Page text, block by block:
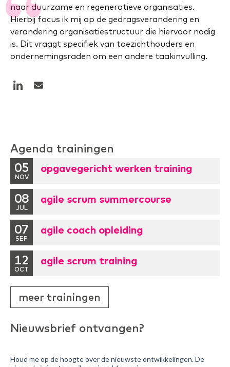
naar duurzame en regeneratieve organisaties.
Hierbij focus ik mij op de gedragsverandering en
verandering organisatiestructuur die hiervoor nodig
is. Dit vraagt specifiek van toezichthouders en
ondernemingsraden om een andere taakinvulling.
Agenda trainingen
05
NOV
opgavegericht werken training
08
JUL
agile scrum summercourse
07
SEP
agile coach opleiding
12
OCT
agile scrum training
meer trainingen
Nieuwsbrief ontvangen?